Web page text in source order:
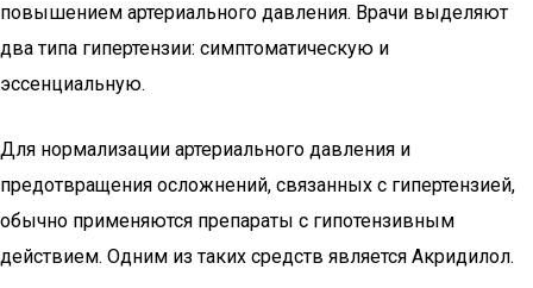
повышением артериального давления. Врачи выделяют
два типа гипертензии: симптоматическую и
эссенциальную.
Для нормализации артериального давления и
предотвращения осложнений, связанных с гипертензией,
обычно применяются препараты с гипотензивным
действием. Одним из таких средств является Акридилол.